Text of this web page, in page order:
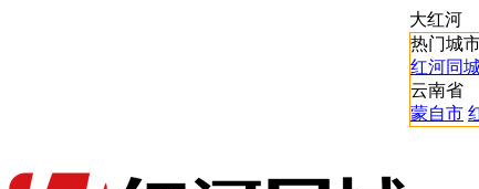
大红河
热门城
红河同
云南省
蒙自市